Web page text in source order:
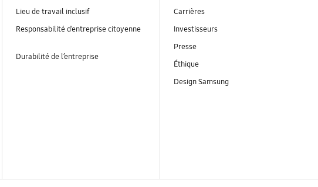
Lieu de travail inclusif
Responsabilité d’entreprise citoyenne
Durabilité de l’entreprise
Carrières
Investisseurs
Presse
Éthique
Design Samsung